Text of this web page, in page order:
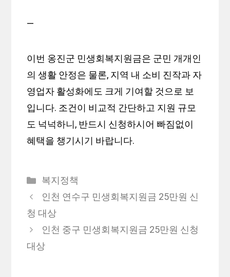
—
이번 옹진군 민생회복지원금은 군민 개개인
의 생활 안정은 물론, 지역 내 소비 진작과 자
영업자 활성화에도 크게 기여할 것으로 보
입니다. 조건이 비교적 간단하고 지원 규모
도 넉넉하니, 반드시 신청하시어 빠짐없이
혜택을 챙기시기 바랍니다.
카
테
고
리
복지정책
인천 연수구 민생회복지원금 25만원 신
청 대상
인천 중구 민생회복지원금 25만원 신청
대상